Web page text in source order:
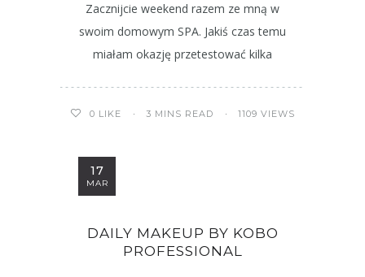
Zacznijcie weekend razem ze mną w
swoim domowym SPA. Jakiś czas temu
miałam okazję przetestować kilka
0 LIKE 3 MINS READ 1109 VIEWS
17
MAR
DAILY MAKEUP BY KOBO
PROFESSIONAL